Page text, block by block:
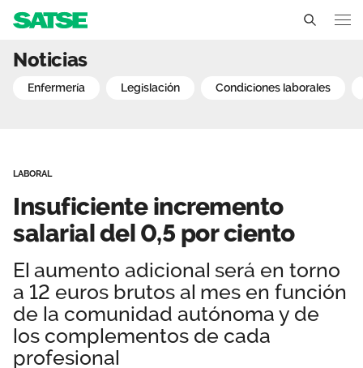
Delegados Sindicales
Estructura organizativa
Secciones sindicales
Servicios
Ventajas
Actualidad
Temas
Noticias
Sala de prensa
Sedes
Contáctanos
Insuficiente incremento
Noticias
enfermería legislación condiciones laborales
LABORAL
Insuficiente incremento
salarial del 0,5 por ciento
El aumento adicional será en torno
a 12 euros brutos al mes en función
de la comunidad autónoma y de
los complementos de cada
profesional